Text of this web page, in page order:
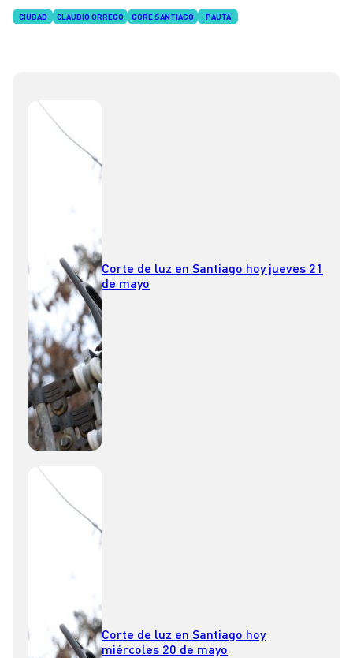
CIUDAD CLAUDIO ORREGO GORE SANTIAGO PAUTA
Corte de luz en Santiago hoy jueves 21
de mayo
Corte de luz en Santiago hoy
miércoles 20 de mayo